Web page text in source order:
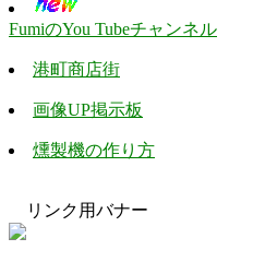
FumiのYou Tubeチャンネル
港町商店街
画像UP掲示板
燻製機の作り方
リンク用バナー